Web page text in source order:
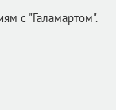
с "Галамартом".